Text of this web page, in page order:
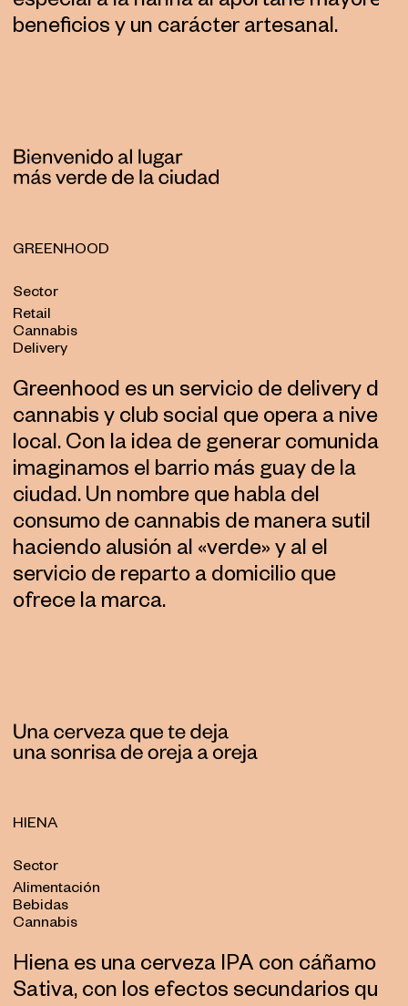
beneficios y un carácter artesanal.
Greenhood es un servicio de delivery de
cannabis y club social que opera a nivel
local. Con la idea de generar comunidad,
imaginamos el barrio más guay de la
ciudad. Un nombre que habla del
consumo de cannabis de manera sutil
haciendo alusión al «verde» y al el
servicio de reparto a domicilio que
ofrece la marca.
GREENHOOD
Sector
Retail
Cannabis
Delivery
Hiena es una cerveza IPA con cáñamo
Sativa, con los efectos secundarios que
HIENA
Sector
Alimentación
Bebidas
Cannabis